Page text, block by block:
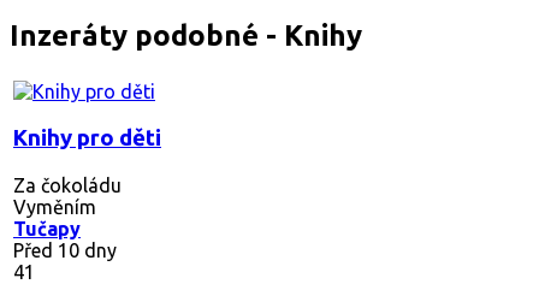
Inzeráty podobné - Knihy
Knihy pro děti
Za čokoládu
Vyměním
Tučapy
Před 10 dny
41